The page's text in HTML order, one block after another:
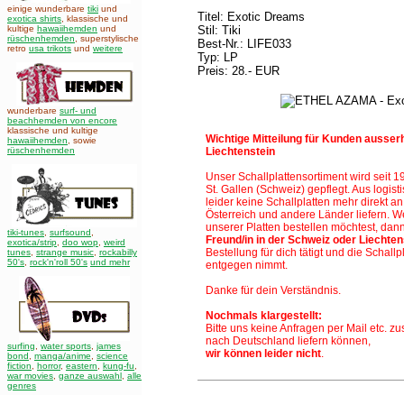
einige wunderbare tiki und
exotica shirts , klassische und
kultige hawaiihemden und
rüschenhemden , superstylische
retro usa trikots und weitere
wunderbare surf- und
beachhemden von encore
klassische und kultige
hawaiihemden
sowie
rüschenhemden
tiki-tunes surfsound
exotica/strip doo wop weird
tunes strange music rockabilly
50's rock'n'roll 50's und mehr
surfing water sports james
bond
manga/anime
science
fiction
horror, eastern kung-fu
war movies ganze auswahl alle
genres
Titel: Exotic Dreams
Stil: Tiki
Best-Nr.: LIFE033
Typ: LP
Preis: 28.- EUR
Wichtige Mitteilung für Kunden
Liechtenstein
Unser Schallplattensortiment wird seit
St. Gallen (Schweiz) gepflegt. Aus
leider keine Schallplatten mehr direkt
Österreich und andere Länder liefern.
unserer Platten bestellen möchtest,
Freund/in in der Schweiz oder
Bestellung für dich tätigt und die
entgegen nimmt.
Danke für dein Verständnis.
Nochmals klargestellt:
Bitte uns keine Anfragen per Mail etc.
nach Deutschland liefern können,
wir können leider nicht.